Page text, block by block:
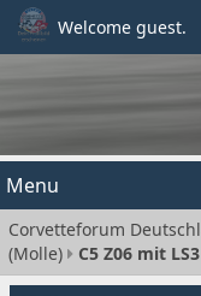
Welcome guest.
Menu
Corvetteforum
(Molle)
C5 Z06 mit